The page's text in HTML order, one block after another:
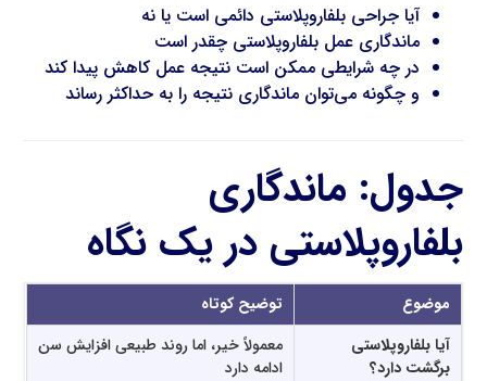
آیا جراحی بلفاروپلاستی دائمی است یا نه
ماندگاری عمل بلفاروپلاستی چقدر است
در چه شرایطی ممکن است نتیجه عمل کاهش پیدا کند
و چگونه می‌توان ماندگاری نتیجه را به حداکثر رساند
جدول: ماندگاری
بلفاروپلاستی در یک نگاه
موضوع
توضیح کوتاه
آیا بلفاروپلاستی
برگشت دارد؟
معمولاً خیر، اما روند طبیعی افزایش سن
ادامه دارد